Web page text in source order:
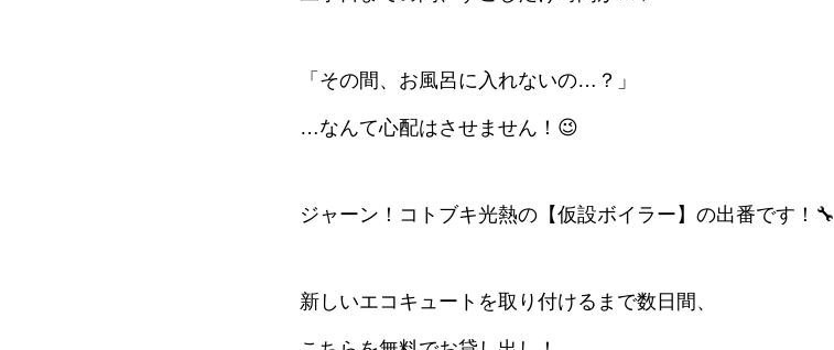
「その間、お風呂に入れないの…？」
…なんて心配はさせません！😉
ジャーン！コトブキ光熱の【仮設ボイラー】の出番です！🔧
新しいエコキュートを取り付けるまで数日間、